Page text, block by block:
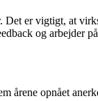
er vigtigt, at
og arbejder
årene opnået